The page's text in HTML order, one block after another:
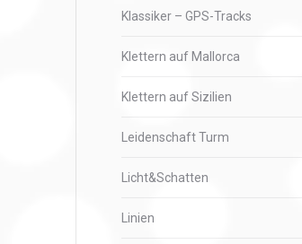
Klassiker – GPS-Tracks
Klettern auf Mallorca
Klettern auf Sizilien
Leidenschaft Turm
Licht&Schatten
Linien